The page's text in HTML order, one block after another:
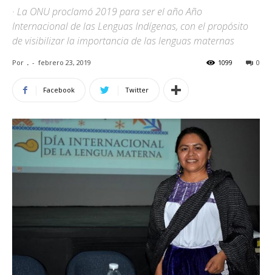
· La ONU proclamó 2019 para ser el año Año
Internacional de las Lenguas Indígenas, con el propósito
de visibilizar la importancia de las lenguas maternas
Por . - febrero 23, 2019 0
1099
Facebook Twitter